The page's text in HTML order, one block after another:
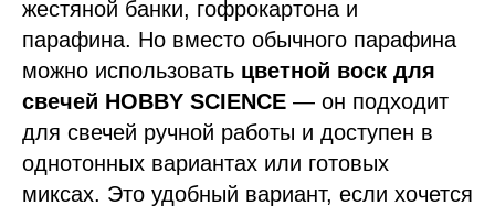
жестяной банки, гофрокартона и
парафина. Но вместо обычного парафина
можно использовать цветной воск для
свечей HOBBY SCIENCE — он подходит
для свечей ручной работы и доступен в
однотонных вариантах или готовых
миксах. Это удобный вариант, если хочется